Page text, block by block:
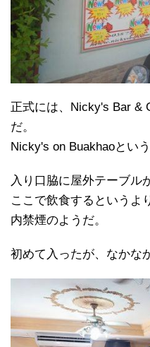
正式には、Nicky's Bar &
だ。
Nicky's on Buakhaoとい
入り口脇に屋外テーブル
ここで飲食するというよ
内禁煙のようだ。
初めて入ったが、なかな